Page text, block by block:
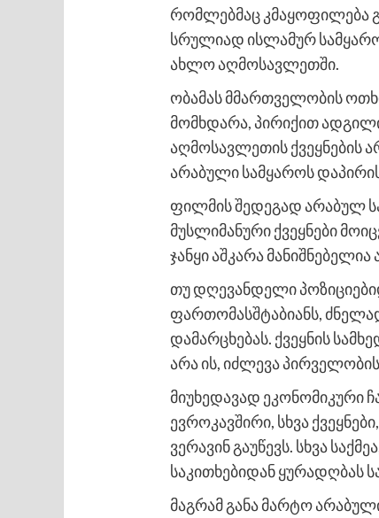
რომლებმაც კმაყოფილება
სრულიად ისლამურ
ახლო აღმოსავლეთში.
ობამას მმართველობის
მომხდარა, პირიქით
აღმოსავლეთის ქვეყნების
არაბული სამყაროს
ფილმის შედეგად არაბულ
მუსლიმანური ქვეყნები
ჯანყი აშკარა
თუ დღევანდელი
ფართომასშტაბიანს,
დამარცხებას. ქვეყნის
არა ის, იძლევა
მიუხედავად ეკონომიკური
ევროკავშირი, სხვა
ვერავინ გაუწევს. სხვა
საკითხებიდან ყურადღბას
მაგრამ განა მარტო